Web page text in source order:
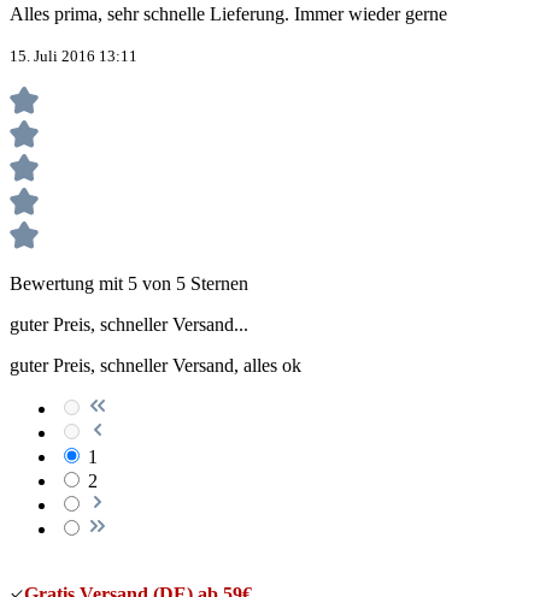
Alles prima, sehr schnelle Lieferung. Immer wieder gerne
15. Juli 2016 13:11
Bewertung mit 5 von 5 Sternen
guter Preis, schneller Versand...
guter Preis, schneller Versand, alles ok
1
2